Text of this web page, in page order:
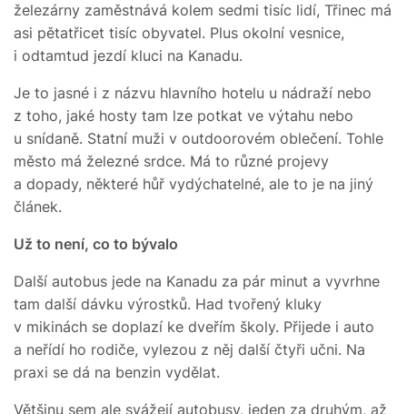
železárny zaměstnává kolem sedmi tisíc lidí, Třinec má
asi pětatřicet tisíc obyvatel. Plus okolní vesnice,
i odtamtud jezdí kluci na Kanadu.
Je to jasné i z názvu hlavního hotelu u nádraží nebo
z toho, jaké hosty tam lze potkat ve výtahu nebo
u snídaně. Statní muži v outdoorovém oblečení. Tohle
město má železné srdce. Má to různé projevy
a dopady, některé hůř vydýchatelné, ale to je na jiný
článek.
Už to není, co to bývalo
Další autobus jede na Kanadu za pár minut a vyvrhne
tam další dávku výrostků. Had tvořený kluky
v mikinách se doplazí ke dveřím školy. Přijede i auto
a neřídí ho rodiče, vylezou z něj další čtyři učni. Na
praxi se dá na benzin vydělat.
Většinu sem ale svážejí autobusy, jeden za druhým, až